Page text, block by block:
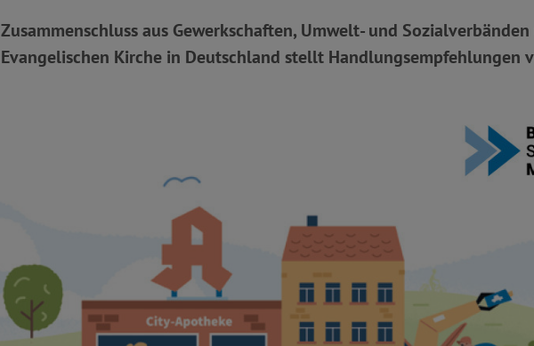
Zusammenschluss aus Gewerkschaften, Umwelt- und
Evangelischen Kirche in Deutschland stellt Handlungsempfehlungen